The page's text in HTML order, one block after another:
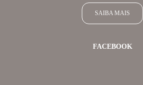
SAIBA MAIS
FACEBOOK